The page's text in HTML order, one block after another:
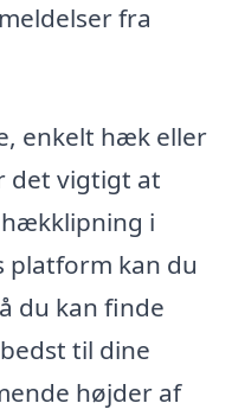
fra
enkelt hæk eller
det vigtigt at
i
platform kan du
du kan finde
til dine
højder af